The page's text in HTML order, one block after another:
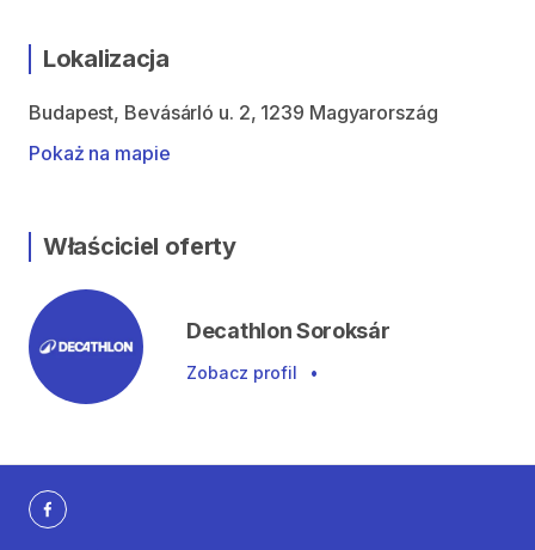
Lokalizacja
Budapest, Bevásárló u. 2, 1239 Magyarország
Pokaż na mapie
Właściciel oferty
Decathlon Soroksár
Zobacz profil •